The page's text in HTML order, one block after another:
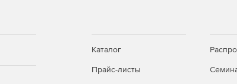
Каталог
Прайс-листы